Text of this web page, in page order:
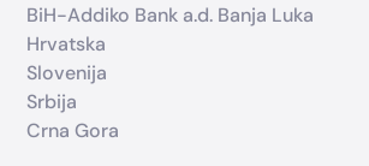
BiH-Addiko Bank a.d. Banja Luka
Hrvatska
Slovenija
Srbija
Crna Gora